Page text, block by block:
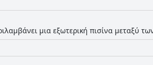
μια εξωτερική πισίνα μεταξύ